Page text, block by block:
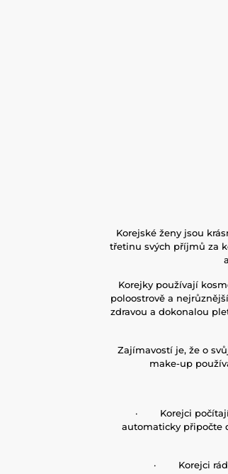
Korejské ženy jsou
třetinu svých příjmů za
Korejky používají
poloostrově a
zdravou a dokonalou
Zajímavostí je, že o
make-up
· Korejci
automaticky připočte
· Korejci